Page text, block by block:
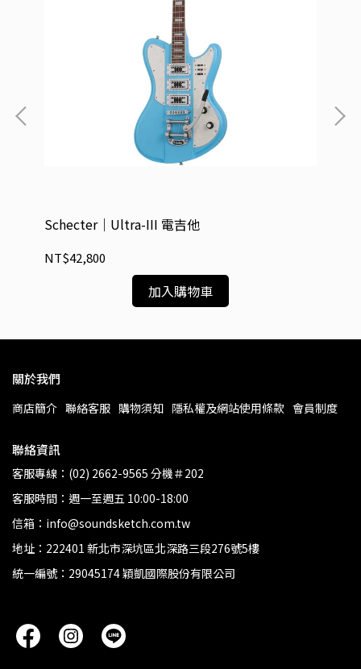
Schecter｜Ultra-III 電吉他
NT$42,800
加入購物車
關於我們
商店簡介 聯絡客服 購物須知 隱私權及網站使用條款 會員制度
聯絡資訊
客服專線：(02) 2662-9565 分機＃202
客服時間：週一至週五 10:00-18:00
信箱：info@soundsketch.com.tw
地址：222401 新北市深坑區北深路三段276號5樓
統一編號：29045174 穎凱國際股份有限公司